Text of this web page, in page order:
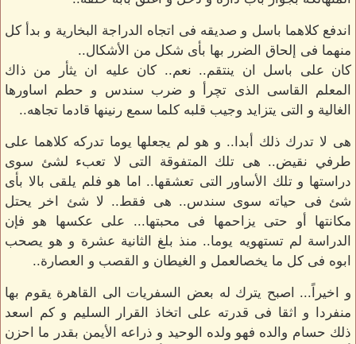
اندفع كلاهما باسل و صديقه فى اتجاه الدراجة البخارية و بدأ كل
منهما فى إلحاق الضرر بها بأى شكل من الأشكال..
كان على باسل ان ينتقم.. نعم.. كان عليه ان يثأر من ذاك
المعلم القاسى الذى تچرأ و ضرب سندس و حطم اساورها
الغالية و التى يتزايد وجيب قلبه كلما سمع رنينها قادما تجاهه..
هى لا تدرك ذلك أبدا.. و هو لم يجعلها يوما تدركه كلاهما على
طرفي نقيض.. هى تلك المتفوقة التى لا تعبء لشئ سوى
دراستها و تلك الأساور التى تعشقها.. اما هو فلم يلقى بالا بأى
شئ فى حياته سوى سندس.. هى فقط.. لا شئ اخر يحتل
مكانتها أو حتى يزاحمها فى محبتها... على عكسها هو فإن
الدراسة لم تستهويه يوما.. منذ بلغ الثانية عشرة و هو يصحب
ابوه فى كل ما يخصالعمل و الغيطان و القصب و العصارة..
و اخيراً... اصبح يترك له بعض السفريات الى القاهرة يقوم بها
منفردا و اثقا فى قدرته على اتخاذ القرار السليم و كم اسعد
ذلك حسام والده فهو ولده الوحيد و ذراعه الأيمن بقدر ما احزن